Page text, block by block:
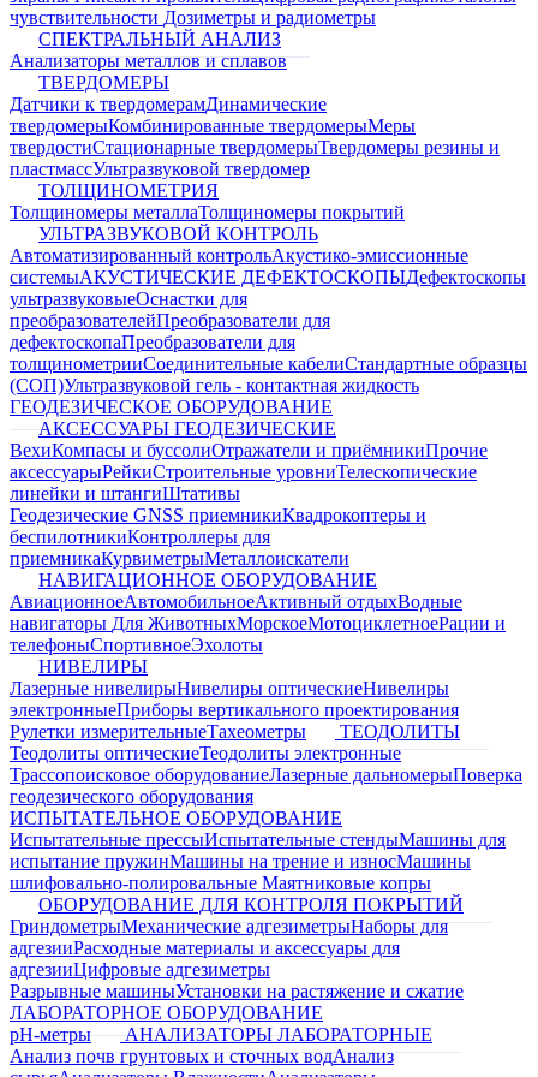
чувствительности Дозиметры и радиометры
СПЕКТРАЛЬНЫЙ АНАЛИЗ
Анализаторы металлов и сплавов
ТВЕРДОМЕРЫ
Датчики к твердомерамДинамические
твердомерыКомбинированные твердомерыМеры
твердостиСтационарные твердомерыТвердомеры резины и
пластмассУльтразвуковой твердомер
ТОЛЩИНОМЕТРИЯ
Толщиномеры металлаТолщиномеры покрытий
УЛЬТРАЗВУКОВОЙ КОНТРОЛЬ
Автоматизированный контрольАкустико-эмиссионные
системыАКУСТИЧЕСКИЕ ДЕФЕКТОСКОПЫДефектоскопы
ультразвуковыеОснастки для
преобразователейПреобразователи для
дефектоскопаПреобразователи для
толщинометрииСоединительные кабелиСтандартные образцы
(СОП)Ультразвуковой гель - контактная жидкость
ГЕОДЕЗИЧЕСКОЕ ОБОРУДОВАНИЕ
АКСЕССУАРЫ ГЕОДЕЗИЧЕСКИЕ
ВехиКомпасы и буссолиОтражатели и приёмникиПрочие
аксессуарыРейкиСтроительные уровниТелескопические
линейки и штангиШтативы
Геодезические GNSS приемникиКвадрокоптеры и
беспилотникиКонтроллеры для
приемникаКурвиметрыМеталлоискатели
НАВИГАЦИОННОЕ ОБОРУДОВАНИЕ
АвиационноеАвтомобильноеАктивный отдыхВодные
навигаторы Для ЖивотныхМорскоеМотоциклетноеРации и
телефоныСпортивноеЭхолоты
НИВЕЛИРЫ
Лазерные нивелирыНивелиры оптическиеНивелиры
электронныеПриборы вертикального проектирования
Рулетки измерительныеТахеометры
ТЕОДОЛИТЫ
Теодолиты оптическиеТеодолиты электронные
Трассопоисковое оборудованиеЛазерные дальномерыПоверка
геодезического оборудования
ИСПЫТАТЕЛЬНОЕ ОБОРУДОВАНИЕ
Испытательные прессыИспытательные стендыМашины для
испытание пружинМашины на трение и износМашины
шлифовально-полировальные Маятниковые копры
ОБОРУДОВАНИЕ ДЛЯ КОНТРОЛЯ ПОКРЫТИЙ
ГриндометрыМеханические адгезиметрыНаборы для
адгезииРасходные материалы и аксессуары для
адгезииЦифровые адгезиметры
Разрывные машиныУстановки на растяжение и сжатие
ЛАБОРАТОРНОЕ ОБОРУДОВАНИЕ
pH-метры
АНАЛИЗАТОРЫ ЛАБОРАТОРНЫЕ
Анализ почв грунтовых и сточных водАнализ